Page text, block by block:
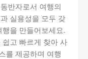
반자로서 여행의
실용성을 모두 갖
을 만들어보세요.
고 빠르게 찾아 사
를 제공하며 여행